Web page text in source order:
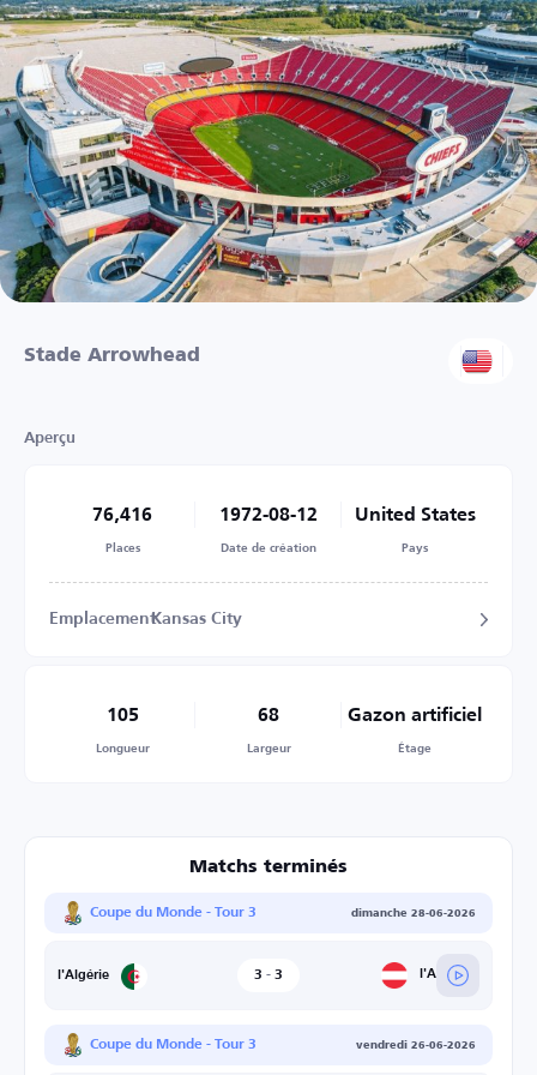
Stade Arrowhead
Aperçu
76,416
Places
1972-08-12
Date de création
United States
Pays
EmplacementKansas City
105
Longueur
68
Largeur
Gazon artificiel
Étage
Matchs terminés
Coupe du Monde - Tour 3 dimanche 28-06-2026
l'Algérie 3 - 3 l'Autriche
Coupe du Monde - Tour 3 vendredi 26-06-2026